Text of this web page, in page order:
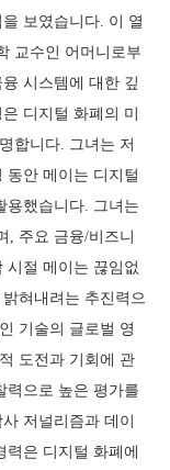
보였습니다. 이 열
교수인 어머니로부
시스템에 대한 깊
디지털 화폐의 미
합니다. 그녀는 저
동안 메이는 디지털
용했습니다. 그녀는
, 주요 금융/비즈니
시절 메이는 끊임없
혀내려는 추진력으
기술의 글로벌 영
도전과 기회에 관
력으로 높은 평가를
저널리즘과 데이
은 디지털 화폐에